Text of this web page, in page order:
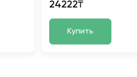
24222₸
Купить